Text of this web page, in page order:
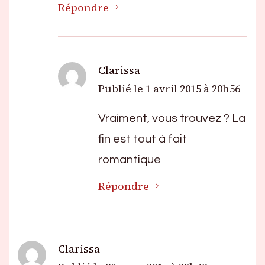
Répondre
Clarissa
Publié le 1 avril 2015 à 20h56
Vraiment, vous trouvez ? La
fin est tout à fait
romantique
Répondre
Clarissa